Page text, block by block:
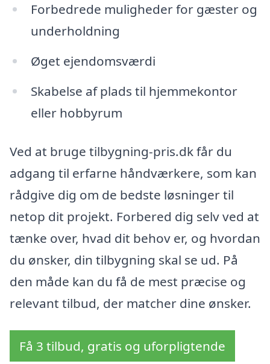
Forbedrede muligheder for gæster og
underholdning
Øget ejendomsværdi
Skabelse af plads til hjemmekontor
eller hobbyrum
Ved at bruge tilbygning-pris.dk får du
adgang til erfarne håndværkere, som kan
rådgive dig om de bedste løsninger til
netop dit projekt. Forbered dig selv ved at
tænke over, hvad dit behov er, og hvordan
du ønsker, din tilbygning skal se ud. På
den måde kan du få de mest præcise og
relevant tilbud, der matcher dine ønsker.
Få 3 tilbud, gratis og uforpligtende